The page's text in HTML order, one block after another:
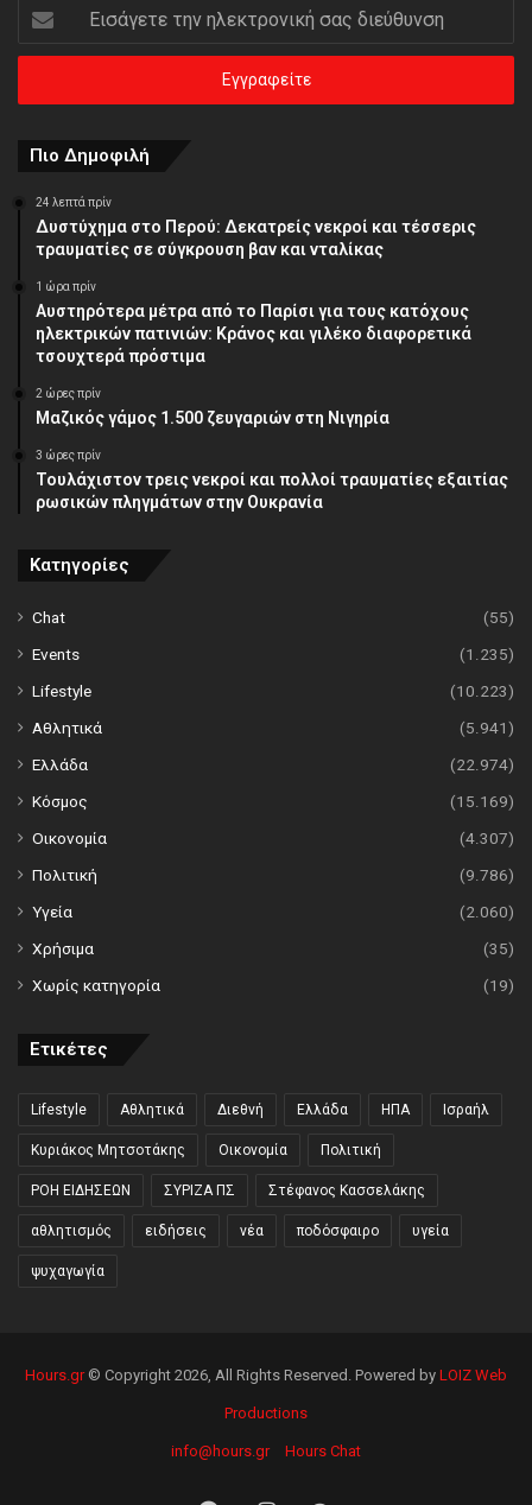
Εισάγετε
την
ηλεκτρονική
διεύθυνση
Πιο Δημοφιλή
24 λεπτά πρίν
Δυστύχημα στο Περού: Δεκατρείς νεκροί και τέσσερις
τραυματίες σε σύγκρουση βαν και νταλίκας
1 ώρα πρίν
Αυστηρότερα μέτρα από το Παρίσι για τους κατόχους
ηλεκτρικών πατινιών: Κράνος και γιλέκο διαφορετικά
τσουχτερά πρόστιμα
2 ώρες πρίν
Μαζικός γάμος 1.500 ζευγαριών στη Νιγηρία
3 ώρες πρίν
Τουλάχιστον τρεις νεκροί και πολλοί τραυματίες εξαιτίας
ρωσικών πληγμάτων στην Ουκρανία
Κατηγορίες
Chat
(55)
Events
(1.235)
Lifestyle
(10.223)
Αθλητικά
(5.941)
Ελλάδα
(22.974)
Κόσμος
(15.169)
Οικονομία
(4.307)
Πολιτική
(9.786)
Υγεία
(2.060)
Χρήσιμα
(35)
Χωρίς κατηγορία
(19)
Ετικέτες
Lifestyle Αθλητικά Διεθνή Ελλάδα ΗΠΑ Ισραήλ
Κυριάκος Μητσοτάκης Οικονομία Πολιτική
ΡΟΗ ΕΙΔΗΣΕΩΝ ΣΥΡΙΖΑ ΠΣ Στέφανος Κασσελάκης
αθλητισμός ειδήσεις νέα ποδόσφαιρο υγεία
ψυχαγωγία
Hours.gr© Copyright 2026, All Rights Reserved. Powered by LOIZ Web
Productions
info@hours.gr Hours Chat